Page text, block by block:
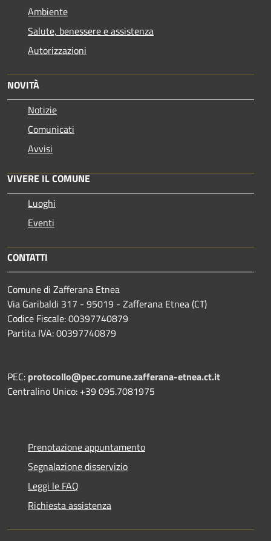
Ambiente
Salute, benessere e assistenza
Autorizzazioni
NOVITÀ
Notizie
Comunicati
Avvisi
VIVERE IL COMUNE
Luoghi
Eventi
CONTATTI
Comune di Zafferana Etnea
Via Garibaldi 317 - 95019 - Zafferana Etnea (CT)
Codice Fiscale: 00397740879
Partita IVA: 00397740879
PEC: protocollo@pec.comune.zafferana-etnea.ct.it
Centralino Unico: +39 095.7081975
Prenotazione appuntamento
Segnalazione disservizio
Leggi le FAQ
Richiesta assistenza